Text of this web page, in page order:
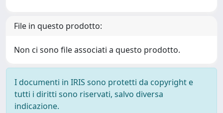
File in questo prodotto:
Non ci sono file associati a questo prodotto.
I documenti in IRIS sono protetti da copyright e
tutti i diritti sono riservati, salvo diversa
indicazione.